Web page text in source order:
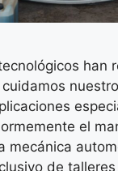
han
el
mecánica
de